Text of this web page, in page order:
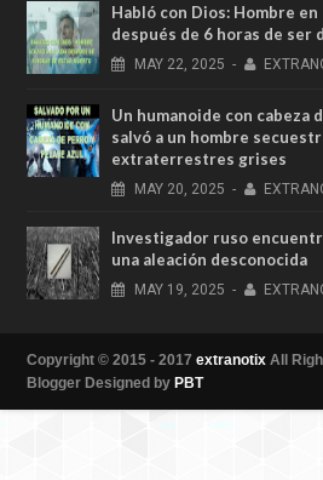
Habló con Dios: Hombre
después de 6 horas de ser
MAY 22, 2025 -
Un humanoide con cabeza
salvó a un hombre
extraterrestres grises
MAY 20, 2025 -
Investigador ruso
una aleación desconocida
MAY 19, 2025 -
Copyright © 2015 - 2017 extranotix All
Blogger Designed by PBT